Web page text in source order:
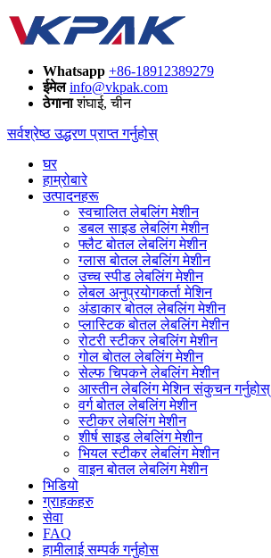
Whatsapp +86-18912389279
ईमेल info@vkpak.com
ठेगानाशंघाई, चीन
सर्वश्रेष्ठ उद्धरण प्राप्त गर्नुहोस्
घर
हाम्रोबारे
उत्पादनहरू
स्वचालित लेबलिंग मेशीन
डबल साइड लेबलिंग मेशीन
फ्लैट बोतल लेबलिंग मेशीन
ग्लास बोतल लेबलिंग मेशीन
उच्च स्पीड लेबलिंग मेशीन
लेबल अनुप्रयोगकर्ता मेशिन
अंडाकार बोतल लेबलिंग मेशीन
प्लास्टिक बोतल लेबलिंग मेशीन
रोटरी स्टीकर लेबलिंग मेशीन
गोल बोतल लेबलिंग मेशीन
सेल्फ चिपकने लेबलिंग मेशीन
आस्तीन लेबलिंग मेशिन संकुचन गर्नुहोस्
वर्ग बोतल लेबलिंग मेशीन
स्टीकर लेबलिंग मेशीन
शीर्ष साइड लेबलिंग मेशीन
भियल स्टीकर लेबलिंग मेशीन
वाइन बोतल लेबलिंग मेशीन
भिडियो
ग्राहकहरु
सेवा
FAQ
हामीलाई सम्पर्क गर्नुहोस